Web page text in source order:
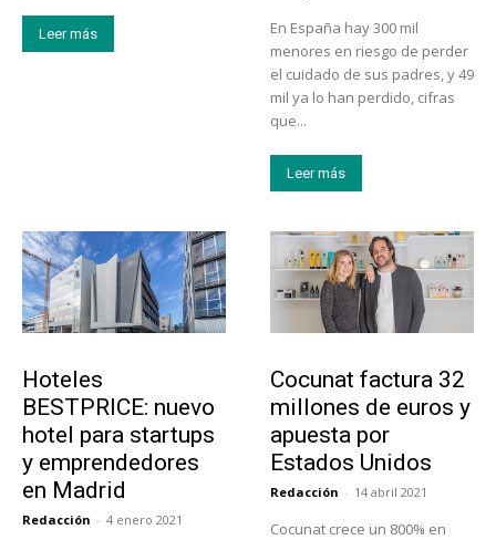
Leer más
En España hay 300 mil
menores en riesgo de perder
el cuidado de sus padres, y 49
mil ya lo han perdido, cifras
que...
Leer más
Hoteles
BESTPRICE: nuevo
hotel para startups
y emprendedores
en Madrid
Redacción - 4 enero 2021
Cocunat factura 32
millones de euros y
apuesta por
Estados Unidos
Redacción - 14 abril 2021
Cocunat crece un 800% en